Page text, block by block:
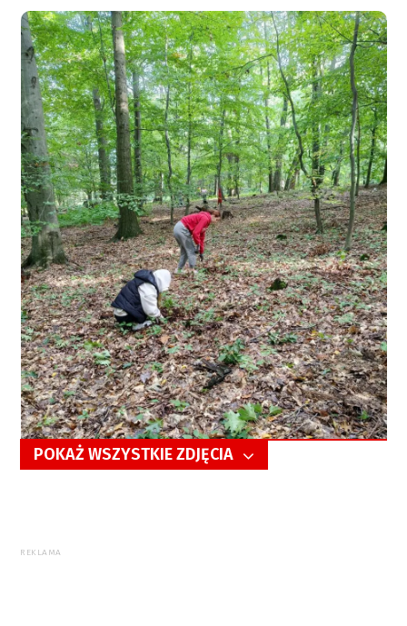
POKAŻ WSZYSTKIE ZDJĘCIA
REKLAMA